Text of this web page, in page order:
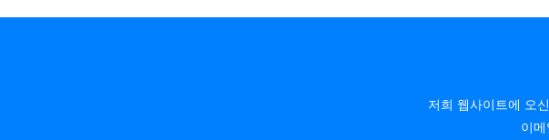
저희 웹사이트에 오
이